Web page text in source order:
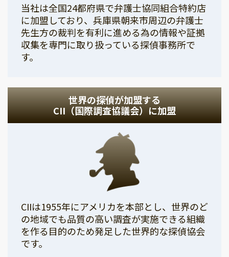
当社は全国24都府県で弁護士協同組合特約店
に加盟しており、兵庫県朝来市周辺の弁護士
先生方の裁判を有利に進める為の情報や証拠
収集を専門に取り扱っている探偵事務所で
す。
世界の探偵が加盟する
CII（国際調査協議会）に加盟
CIIは1955年にアメリカを本部とし、世界のど
の地域でも品質の高い調査が実施できる組織
を作る目的のため発足した世界的な探偵協会
です。